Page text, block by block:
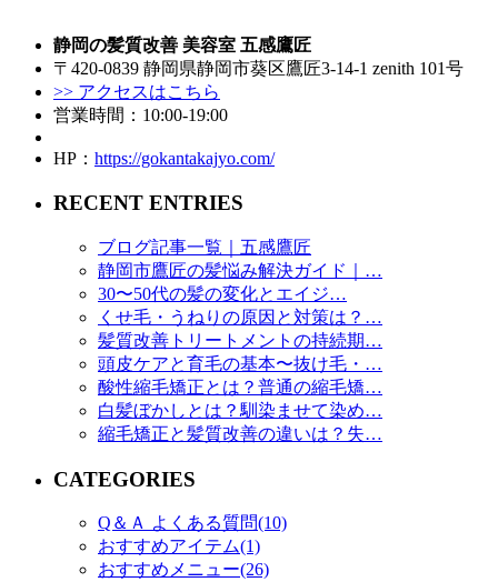
静岡の髪質改善 美容室 五感鷹匠
〒420-0839 静岡県静岡市葵区鷹匠3-14-1 zenith 101号
>> アクセスはこちら
営業時間：10:00-19:00
HP： https://gokantakajyo.com/
RECENT ENTRIES
ブログ記事一覧｜五感鷹匠
静岡市鷹匠の髪悩み解決ガイド｜…
30〜50代の髪の変化とエイジ…
くせ毛・うねりの原因と対策は？…
髪質改善トリートメントの持続期…
頭皮ケアと育毛の基本〜抜け毛・…
酸性縮毛矯正とは？普通の縮毛矯…
白髪ぼかしとは？馴染ませて染め…
縮毛矯正と髪質改善の違いは？失…
CATEGORIES
Q＆Ａ よくある質問(10)
おすすめアイテム(1)
おすすめメニュー(26)